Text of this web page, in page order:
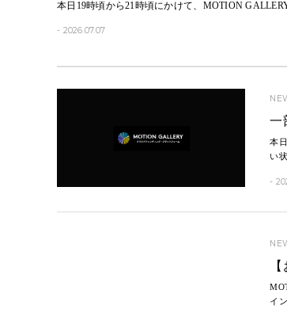
本日19時頃から21時頃にかけて、MOTION
- 2026.07.07
一
本
い
-
イ